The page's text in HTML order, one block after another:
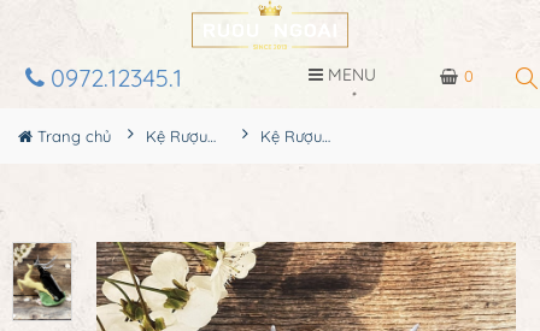
0
0972.12345.1 MENU
Trang chủ Kệ Rượu Siêu Đẹp Kệ Rượu Con Hươu MS36